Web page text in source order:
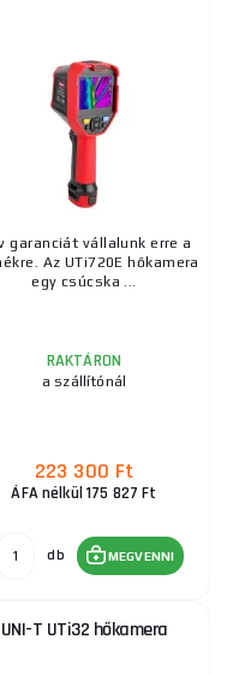
műszaki eszközök,
gépek,
észlelésére és
felderíthetők a
rejtett problémák, így
felbecsülhetetlen
UNI-T UTi85A
kiváló
alkalmassá teszi
lehetősége és a
garanciát vállalunk erre a
Az UTi720E hőkamera
egy csúcska ...
RAKTÁRON
a szállítónál
223 300 Ft
ÁFA nélkül 175 827 Ft
db MEGVENNI
UNI-T UTi32 hőkamera